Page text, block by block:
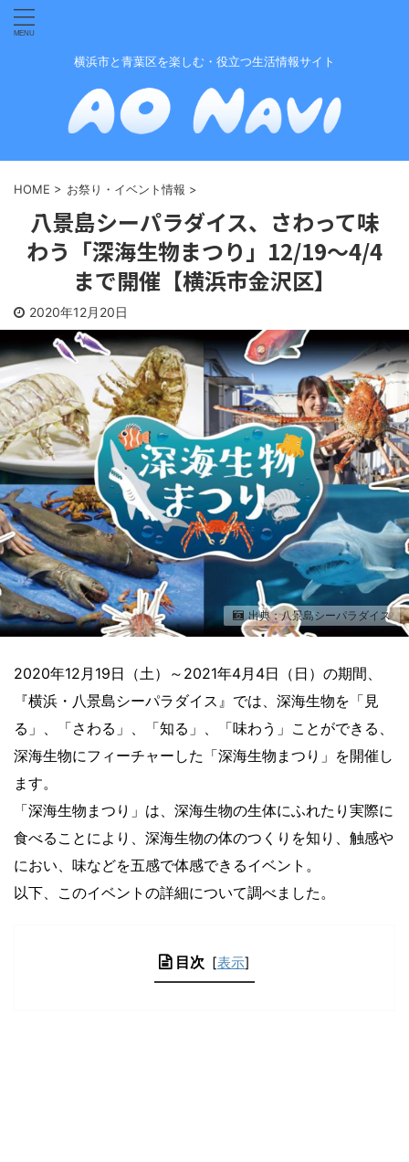
横浜市と青葉区を楽しむ・役立つ生活情報サイト
HOME > お祭り・イベント情報 >
八景島シーパラダイス、さわって味
わう「深海生物まつり」12/19〜4/4
まで開催【横浜市金沢区】
2020年12月20日
出典：八景島シーパラダイス
2020年12月19日（土）～2021年4月4日（日）の期間、
『横浜・八景島シーパラダイス』では、深海生物を「見
る」、「さわる」、「知る」、「味わう」ことができる、
深海生物にフィーチャーした「深海生物まつり」を開催し
ます。
「深海生物まつり」は、深海生物の生体にふれたり実際に
食べることにより、深海生物の体のつくりを知り、触感や
におい、味などを五感で体感できるイベント。
以下、このイベントの詳細について調べました。
目次 [表示]